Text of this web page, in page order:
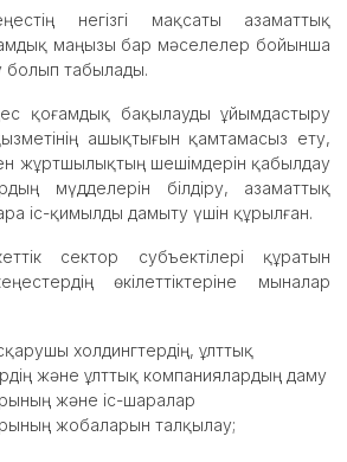
негізгі мақсаты азаматтық
маңызы бар мәселелер бойынша
болып табылады.
қоғамдық бақылауды ұйымдастыру
ашықтығын қамтамасыз ету,
жұртшылықтың шешімдерін қабылдау
мүдделерін білдіру, азаматтық
іс-қимылды дамыту үшін құрылған.
сектор субъектілері құратын
өкілеттіктеріне мыналар
холдингтердің, ұлттық
және ұлттық компаниялардың даму
және іс-шаралар
жобаларын талқылау;